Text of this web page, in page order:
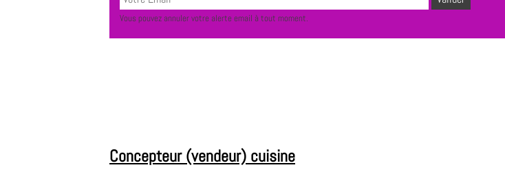
Vous pouvez annuler votre alerte email à tout moment.
Concepteur (vendeur) cuisine